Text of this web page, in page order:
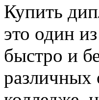
Купить
это один
быстро и
различных